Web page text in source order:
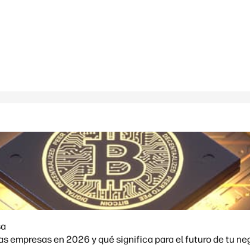
empresas en 2026 y qué significa para el futuro de tu